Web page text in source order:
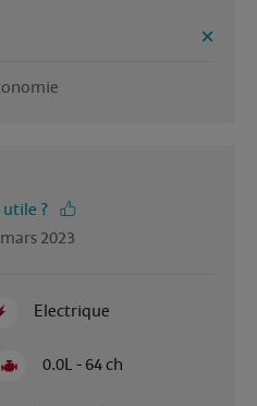
?
2023
Electrique
0.0L - 64 ch